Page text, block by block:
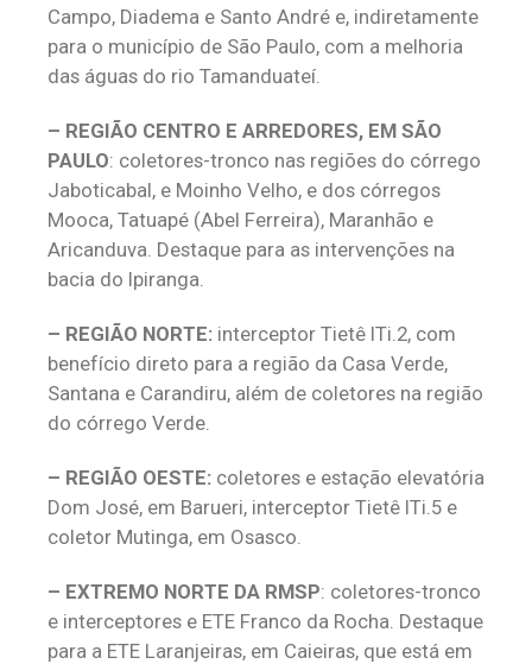
Campo, Diadema e Santo André e, indiretamente
para o município de São Paulo, com a melhoria
das águas do rio Tamanduateí.
– REGIÃO CENTRO E ARREDORES, EM SÃO
PAULO: coletores-tronco nas regiões do córrego
Jaboticabal, e Moinho Velho, e dos córregos
Mooca, Tatuapé (Abel Ferreira), Maranhão e
Aricanduva. Destaque para as intervenções na
bacia do Ipiranga.
– REGIÃO NORTE: interceptor Tietê ITi.2, com
benefício direto para a região da Casa Verde,
Santana e Carandiru, além de coletores na região
do córrego Verde.
– REGIÃO OESTE: coletores e estação elevatória
Dom José, em Barueri, interceptor Tietê ITi.5 e
coletor Mutinga, em Osasco.
– EXTREMO NORTE DA RMSP: coletores-tronco
e interceptores e ETE Franco da Rocha. Destaque
para a ETE Laranjeiras, em Caieiras, que está em